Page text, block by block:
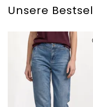
Unsere